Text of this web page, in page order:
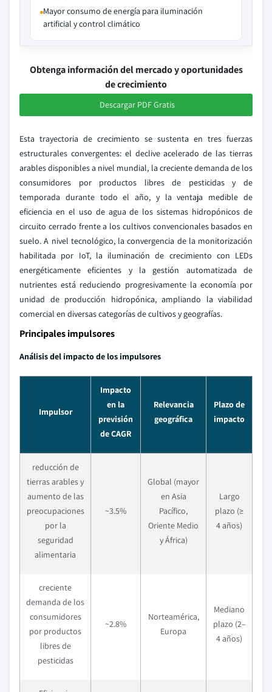
Mayor consumo de energía para iluminación
artificial y control climático
Obtenga información del mercado y oportunidades
de crecimiento
Descargar PDF Gratis
Esta trayectoria de crecimiento se sustenta en tres fuerzas
estructurales convergentes: el declive acelerado de las tierras
arables disponibles a nivel mundial, la creciente demanda de los
consumidores por productos libres de pesticidas y de
temporada durante todo el año, y la ventaja medible de
eficiencia en el uso de agua de los sistemas hidropónicos de
circuito cerrado frente a los cultivos convencionales basados en
suelo. A nivel tecnológico, la convergencia de la monitorización
habilitada por IoT, la iluminación de crecimiento con LEDs
energéticamente eficientes y la gestión automatizada de
nutrientes está reduciendo progresivamente la economía por
unidad de producción hidropónica, ampliando la viabilidad
comercial en diversas categorías de cultivos y geografías.
Principales impulsores
Análisis del impacto de los impulsores
Impulsor
Impacto
en la
previsión
de CAGR
Relevancia
geográfica
Plazo de
impacto
reducción de
tierras arables y
aumento de las
preocupaciones
por la
seguridad
alimentaria
~3.5%
Global (mayor
en Asia
Pacífico,
Oriente Medio
y África)
Largo
plazo (≥
4 años)
creciente
demanda de los
consumidores
por productos
libres de
pesticidas
~2.8%
Norteamérica,
Europa
Mediano
plazo (2–
4 años)